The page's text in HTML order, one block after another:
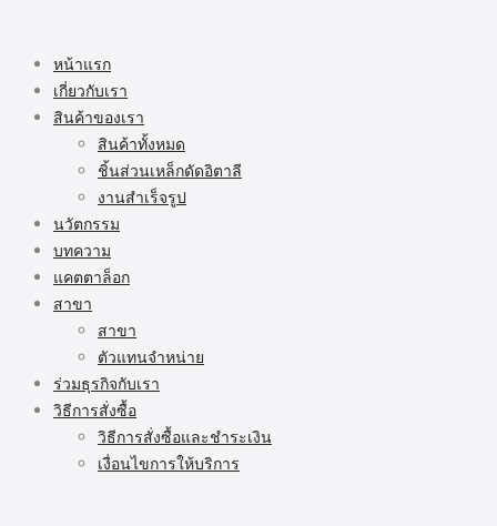
หน้าแรก
เกี่ยวกับเรา
สินค้าของเรา
สินค้าทั้งหมด
ชิ้นส่วนเหล็กดัดอิตาลี
งานสำเร็จรูป
นวัตกรรม
บทความ
แคตตาล็อก
สาขา
สาขา
ตัวแทนจำหน่าย
ร่วมธุรกิจกับเรา
วิธีการสั่งซื้อ
วิธีการสั่งซื้อและชำระเงิน
เงื่อนไขการให้บริการ